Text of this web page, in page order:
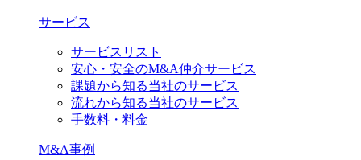
サービス
サービスリスト
安心・安全のM&A仲介サービス
課題から知る当社のサービス
流れから知る当社のサービス
手数料・料金
M&A事例